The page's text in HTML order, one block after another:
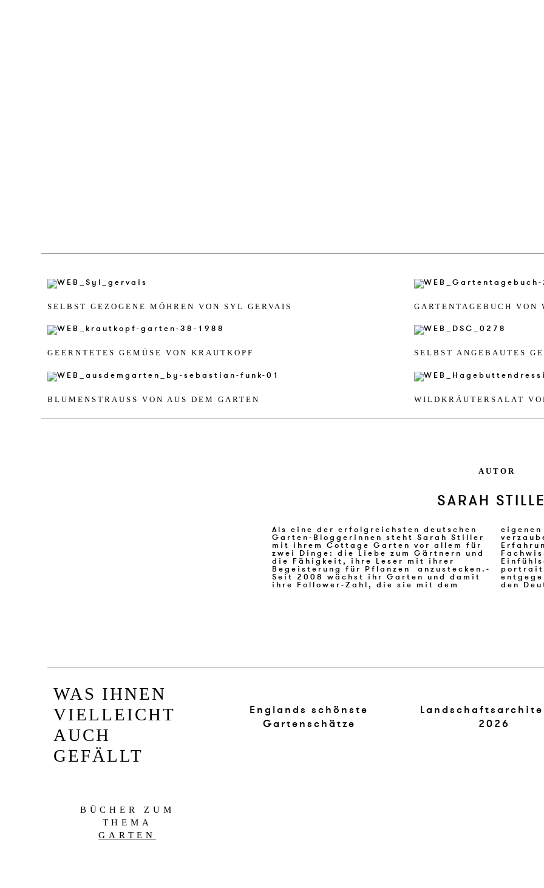
SELBST GE­ZO­GE­NE MÖHREN VON SYL GER­VAIS GAR­TEN­TAGE­BUCH VON
GE­ERN­TETES GEMÜSE VON KRAUT­KOPF SELBST AN­GE­BAU­TES
BL­U­MENSTRAUSS VON AUS DEM GAR­TEN WILD­KRÄUT­ER­SALAT
AUTOR
SARAH
Als eine der erfolgreichsten deutschen
Garten-Bloggerinnen steht Sarah Stiller
mit ihrem Cottage Garten vor allem für
zwei Dinge: die Liebe zum Gärtnern und
die Fähigkeit, ihre Leser mit ihrer
Begeisterung für Pflanzen­ anzustecken.­
Seit­ 2008 wächst ihr Garten und damit
ihre Follower-Zahl, die sie mit dem
eigenen Blog mycottagegarden.de
verzaubert. Dank ihrer langjährigen
Erfahrung überzeugt sie mit viel
Fachwissen und gleichzeitiger
Einfühlsamkeit, die sie unseren 20
portraitierten Bloggerinnen
entgegenbringt. Ihr Blog erhielt 2018
den
WAS IHNEN
VIELLEICHT
AUCH
GEFÄLLT
BÜCHER ZUM
THEMA
GARTEN
Englands schönste
Gartenschätze
2026